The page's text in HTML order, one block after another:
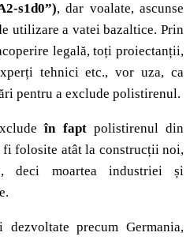
s1d0”), dar voalate, ascunse
utilizare a vatei bazaltice. Prin
legală, toți proiectanții,
tehnici etc., vor uza, ca
pentru a exclude polistirenul.
în faptpolistirenul din
folosite atât la construcții noi,
deci moartea industriei și
precum Germania,